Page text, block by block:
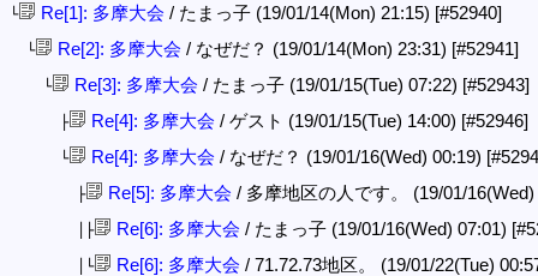
└ Re[1]: 多摩大会 / たまっ子 (19/01/14(Mon) 21:15) [#52940]
└ Re[2]: 多摩大会 / なぜだ？ (19/01/14(Mon) 23:31) [#52941]
└ Re[3]: 多摩大会 / たまっ子 (19/01/15(Tue) 07:22) [#52943]
├ Re[4]: 多摩大会 / ゲスト (19/01/15(Tue) 14:00) [#52946]
└ Re[4]: 多摩大会 / なぜだ？ (19/01/16(Wed) 00:19)
├ Re[5]: 多摩大会 / 多摩地区の人です。 (19/01/
│├ Re[6]: 多摩大会 / たまっ子 (19/01/16(Wed) 07:01)
│└ Re[6]: 多摩大会 / 71.72.73地区。 (19/01/22(Tue)